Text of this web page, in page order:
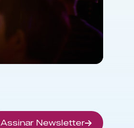
Assinar Newsletter